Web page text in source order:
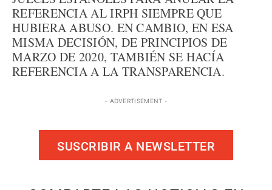
REFERENCIA AL IRPH SIEMPRE QUE
HUBIERA ABUSO. EN CAMBIO, EN ESA
MISMA DECISIÓN, DE PRINCIPIOS DE
MARZO DE 2020, TAMBIÉN SE HACÍA
REFERENCIA A LA TRANSPARENCIA.
- ADVERTISEMENT -
SUSCRIBIR A NEWSLETTER